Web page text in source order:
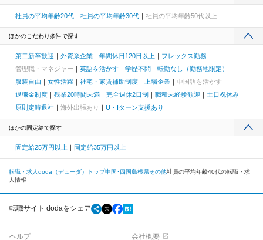
社員の平均年齢20代 社員の平均年齢30代 社員の平均年齢50代以上
ほかのこだわり条件で探す
第二新卒歓迎 外資系企業 年間休日120日以上
フレックス勤務
管理職・マネジャー
英語を活かす 学歴不問
転勤なし（勤務地限定）
服装自由
女性活躍 社宅・家賃補助制度 上場企業
中国語を活かす
退職金制度
残業20時間未満 完全週休2日制 職種未経験歓迎
土日祝休み
原則定時退社
海外出張あり U・Iターン支援あり
ほかの固定給で探す
固定給25万円以上 固定給35万円以上
転職・求人doda（デューダ）トップ中国･四国島根県その他社員の平均年齢40代の転職・求
人情報
転職サイト dodaをシェア
ヘルプ 会社概要